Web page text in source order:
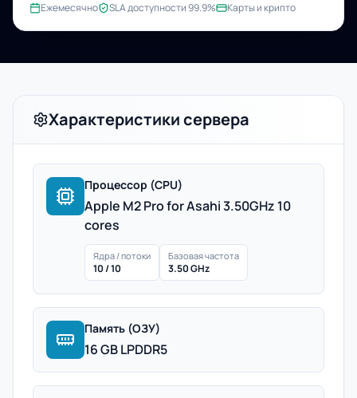
Ежемесячно SLA доступности 99.9% Карты и крипто
Характеристики сервера
Процессор (CPU)
Apple M2 Pro for Asahi 3.50GHz 10
cores
Ядра / потоки
10 / 10
Базовая частота
3.50 GHz
Память (ОЗУ)
16 GB LPDDR5